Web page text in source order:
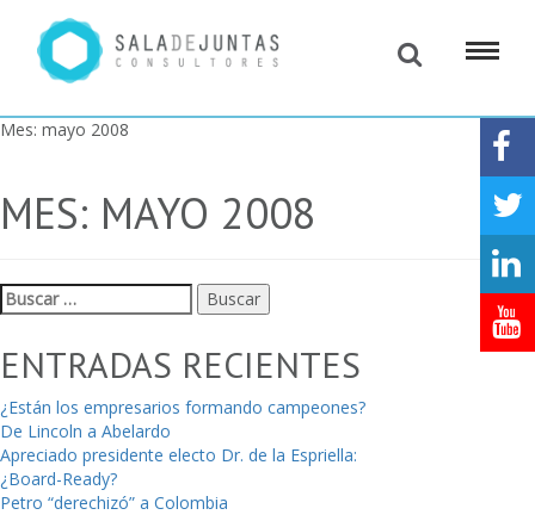
Mes: mayo 2008
MES: MAYO 2008
Buscar:
ENTRADAS RECIENTES
¿Están los empresarios formando campeones?
De Lincoln a Abelardo
Apreciado presidente electo Dr. de la Espriella:
¿Board-Ready?
Petro “derechizó” a Colombia